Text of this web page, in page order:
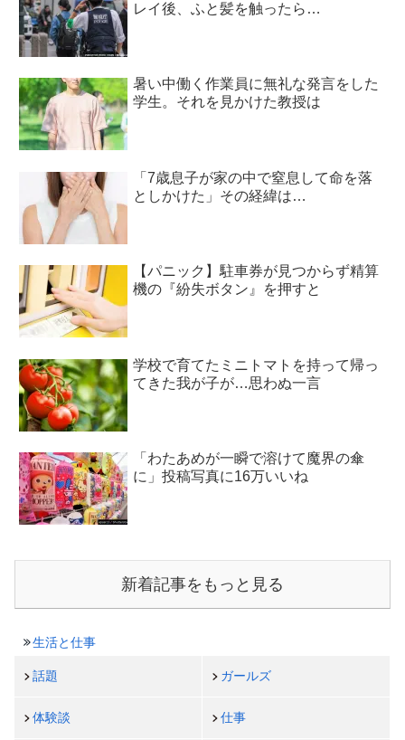
レイ後、ふと髪を触ったら…
暑い中働く作業員に無礼な発言をした
学生。それを見かけた教授は
「7歳息子が家の中で窒息して命を落
としかけた」その経緯は…
【パニック】駐車券が見つからず精算
機の『紛失ボタン』を押すと
学校で育てたミニトマトを持って帰っ
てきた我が子が…思わぬ一言
「わたあめが一瞬で溶けて魔界の傘
に」投稿写真に16万いいね
新着記事をもっと見る
生活と仕事
話題 ガールズ
体験談 仕事